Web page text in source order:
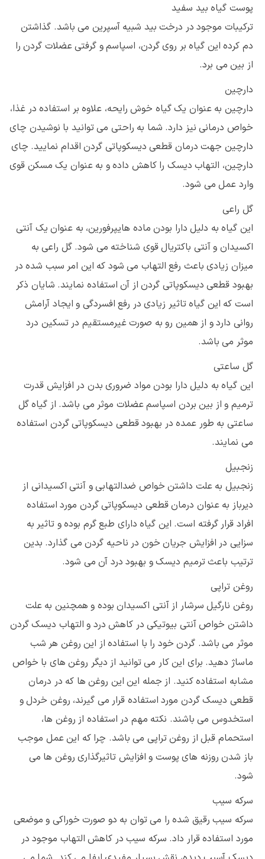
پوست گیاه بید سفید
ترکیبات موجود در درخت بید شبیه آسپرین می باشد. گذاشتن
دم کرده این گیاه بر روی گردن، اسپاسم و گرفتی عضلات گردن را
از بین می برد.
دارچین
دارچین به عنوان یک گیاه خوش رایحه، علاوه بر استفاده در غذا،
خواص درمانی نیز دارد. شما به راحتی می توانید با نوشیدن چای
دارچین جهت درمان قطعی دیسکوپاتی گردن اقدام نمایید. چای
دارچین، التهاب دیسک را کاهش داده و به عنوان یک مسکن قوی
وارد عمل می شود.
گل راعی
این گیاه به دلیل دارا بودن ماده هایپرفورین، به عنوان یک آنتی
اکسیدان و آنتی باکتریال قوی شناخته می شود. گل راعی به
میزان زیادی باعث رفع التهاب می شود که این امر سبب شده در
بهبود قطعی دیسکوپاتی گردن از آن استفاده نمایند. شایان ذکر
است که این گیاه تاثیر زیادی در رفع افسردگی و ایجاد آرامش
روانی دارد و از همین رو به صورت غیرمستقیم در تسکین درد
موثر می باشد.
گل ساعتی
این گیاه به دلیل دارا بودن مواد ضروری بدن در افزایش قدرت
ترمیم و از بین بردن اسپاسم عضلات موثر می باشد. از گیاه گل
ساعتی به طور عمده در بهبود قطعی دیسکوپاتی گردن استفاده
می نمایند.
زنجبیل
زنجبیل به علت داشتن خواص ضدالتهابی و آنتی اکسیدانی از
دیرباز به عنوان درمان قطعی دیسکوپاتی گردن مورد استفاده
افراد قرار گرفته است. این گیاه دارای طبع گرم بوده و تاثیر به
سزایی در افزایش جریان خون در ناحیه گردن می گذارد. بدین
ترتیب باعث ترمیم دیسک و بهبود درد آن می شود.
روغن تراپی
روغن نارگیل سرشار از آنتی اکسیدان بوده و همچنین به علت
داشتن خواص آنتی بیوتیکی در کاهش درد و التهاب دیسک گردن
موثر می باشد. گردن خود را با استفاده از این روغن هر شب
ماساژ دهید. برای این کار می توانید از دیگر روغن های با خواص
مشابه استفاده کنید. از جمله این این روغن ها که در درمان
قطعی دیسک گردن مورد استفاده قرار می گیرند، روغن خردل و
استخدوس می باشند. نکته مهم در استفاده از روغن ها،
استحمام قبل از روغن تراپی می باشد. چرا که این عمل موجب
باز شدن روزنه های پوست و افزایش تاثیرگذاری روغن ها می
شود.
سرکه سیب
سرکه سیب رقیق شده را می توان به دو صورت خوراکی و موضعی
مورد استفاده قرار داد. سرکه سیب در کاهش التهاب موجود در